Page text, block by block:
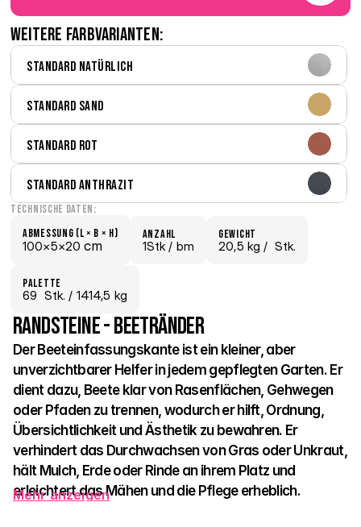
Weitere Farbvarianten:
Standard Natürlich
Standard Sand
Standard Rot
Standard Anthrazit
Technische Daten:
Abmessung (L × B × H)
100×5×20 cm
Anzahl
1Stk / bm
Gewicht
20,5 kg /
  Stk.
Palette
69
  Stk.
/ 1414,5 kg
Randsteine - Beetränder
Der Beeteinfassungskante ist ein kleiner, aber
unverzichtbarer Helfer in jedem gepflegten Garten. Er
dient dazu, Beete klar von Rasenflächen, Gehwegen
oder Pfaden zu trennen, wodurch er hilft, Ordnung,
Übersichtlichkeit und Ästhetik zu bewahren. Er
verhindert das Durchwachsen von Gras oder Unkraut,
hält Mulch, Erde oder Rinde an ihrem Platz und
erleichtert das Mähen und die Pflege erheblich.
Mehr anzeigen